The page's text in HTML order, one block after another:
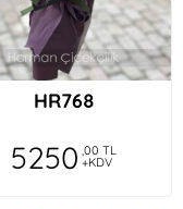
HR768
5250 ,00 TL
+KDV